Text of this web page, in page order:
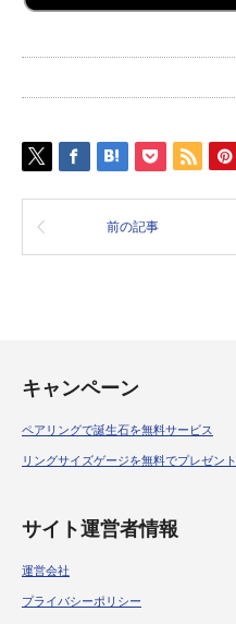
前の記事
キャンペーン
ペアリングで誕生石を無料サービス
リングサイズゲージを無料でプレゼント
サイト運営者情報
運営会社
プライバシーポリシー